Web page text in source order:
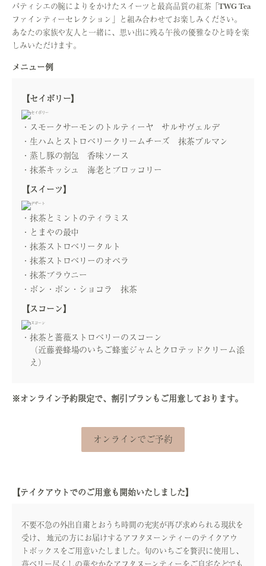
パティシエの腕によりをかけたスイーツと最高品質の紅茶「TWG Tea
ファインティーセレクション」と組み合わせてお楽しみください。
あなたの家族や友人と一緒に、思い出に残る午後の優雅なひと時を楽
しみいただけます。
メニュー例
【セイボリー】
スモークサーモンのトルティーヤ サルサヴェルデ
生ハムとストロベリークリームチーズ 抹茶プルマン
蒸し豚の割包 香味ソース
抹茶キッシュ 海老とブロッコリー
【スイーツ】
抹茶とミントのティラミス
とまやの最中
抹茶ストロベリータルト
抹茶ストロベリーのオペラ
抹茶ブラウニー
ボン・ボン・ショコラ 抹茶
【スコーン】
抹茶と薔薇ストロベリーのスコーン
（近藤養蜂場のいちご蜂蜜ジャムとクロテッドクリーム添
え）
※オンライン予約限定で、割引プランもご用意しております。
オンラインでご予約
【テイクアウトでのご用意も開始いたしました】
不要不急の外出自粛とおうち時間の充実が再び求められる現状を
受け、 地元の方にお届けするアフタヌーンティーのテイクアウ
トボックスをご用意いたしました。旬のいちごを贅沢に使用し、
苺ベリー尽くしの華やかなアフタヌーンティーをご自宅などでも